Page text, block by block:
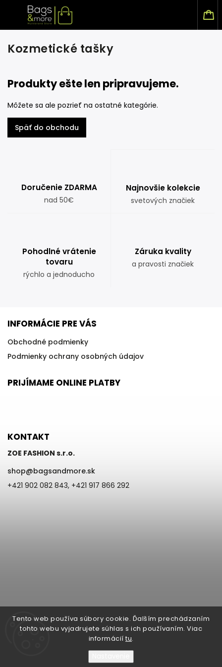
Tento web používa súbory cookie. Ďalším prechádzaním
tohto webu vyjadrujete súhlas s ich používaním. Viac
informácií tu.
Kozmetické tašky
Produkty ešte len pripravujeme.
Môžete sa ale pozrieť na ostatné kategórie.
Späť do obchodu
Doručenie ZDARMA
nad 50€
Najnovšie kolekcie
svetových značiek
Pohodlné vrátenie
tovaru
rýchlo a jednoducho
Záruka kvality
a pravosti značiek
INFORMÁCIE PRE VÁS
Obchodné podmienky
Podmienky ochrany osobných údajov
PRIJÍMAME ONLINE PLATBY
KONTAKT
ZOE FASHION s.r.o.
shop@bagsandmore.sk
+421 902 082 843, +421 917 866 292
Bags & more | ZOE Fashion s.r.o. Župná 6, 945 01